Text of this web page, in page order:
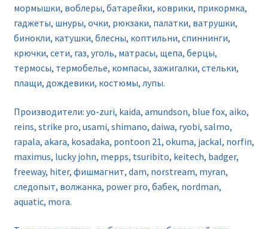
мормышки, воблеры, батарейки, коврики, прикормка,
гаджеты, шнуры, очки, рюкзаки, палатки, ватрушки,
бинокли, катушки, блесны, коптильни, спиннинги,
крючки, сети, газ, уголь, матрасы, щепа, берцы,
термосы, термобелье, компасы, зажигалки, стельки,
плащи, дождевики, костюмы, лупы.
Производители: yo-zuri, kaida, amundson, blue fox, aiko,
reins, strike pro, usami, shimano, daiwa, ryobi, salmo,
rapala, akara, kosadaka, pontoon 21, okuma, jackal, norfin,
maximus, lucky john, mepps, tsuribito, keitech, badger,
freeway, hiter, фишмагнит, dam, norstream, myran,
следопыт, волжанка, power pro, бабек, nordman,
aquatic, mora.